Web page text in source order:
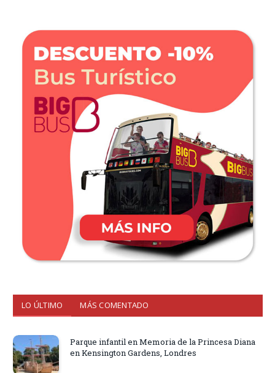
LO ÚLTIMO MÁS COMENTADO
Parque infantil en Memoria de la Princesa Diana
en Kensington Gardens, Londres